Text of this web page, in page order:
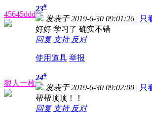
45645ddd
23#
发表于 2019-6-30 09:01:26 | 只
好好 学习了 确实不错
回复 支持 反对
使用道具 举报
狠人一枚
24#
发表于 2019-6-30 09:02:00 | 只
帮帮顶顶！！
回复 支持 反对